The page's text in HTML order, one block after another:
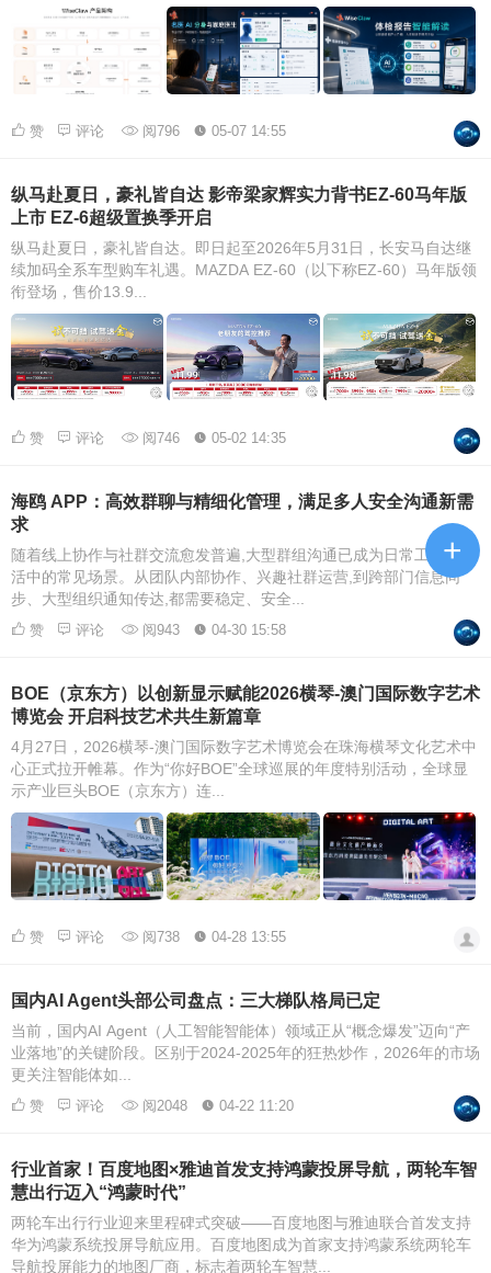
赞 评论 阅796 05-07 14:55
纵马赴夏日，豪礼皆自达 影帝梁家辉实力背书EZ-60马年版
上市 EZ-6超级置换季开启
纵马赴夏日，豪礼皆自达。即日起至2026年5月31日，长安马自达继
续加码全系车型购车礼遇。MAZDA EZ-60（以下称EZ-60）马年版领
衔登场，售价13.9...
赞 评论 阅746 05-02 14:35
海鸥 APP：高效群聊与精细化管理，满足多人安全沟通新需
求
随着线上协作与社群交流愈发普遍,大型群组沟通已成为日常工作与生
活中的常见场景。从团队内部协作、兴趣社群运营,到跨部门信息同
步、大型组织通知传达,都需要稳定、安全...
赞 评论 阅943 04-30 15:58
BOE（京东方）以创新显示赋能2026横琴-澳门国际数字艺术
博览会 开启科技艺术共生新篇章
4月27日，2026横琴-澳门国际数字艺术博览会在珠海横琴文化艺术中
心正式拉开帷幕。作为“你好BOE”全球巡展的年度特别活动，全球显
示产业巨头BOE（京东方）连...
赞 评论 阅738 04-28 13:55
国内AI Agent头部公司盘点：三大梯队格局已定
当前，国内AI Agent（人工智能智能体）领域正从“概念爆发”迈向“产
业落地”的关键阶段。区别于2024-2025年的狂热炒作，2026年的市场
更关注智能体如...
赞 评论 阅2048 04-22 11:20
行业首家！百度地图×雅迪首发支持鸿蒙投屏导航，两轮车智
慧出行迈入“鸿蒙时代”
两轮车出行行业迎来里程碑式突破——百度地图与雅迪联合首发支持
华为鸿蒙系统投屏导航应用。百度地图成为首家支持鸿蒙系统两轮车
导航投屏能力的地图厂商，标志着两轮车智慧...
+